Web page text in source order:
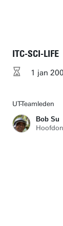
ITC-SCI-LIFE
1 jan
UT-Teamleden
Bob Su